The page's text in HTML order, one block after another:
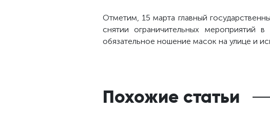
Отметим, 15 марта главный
снятии ограничительных мероприятий
обязательное ношение масок на улице и
Похожие статьи